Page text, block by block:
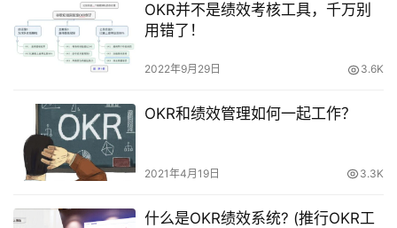
OKR并不是绩效考核工具，千万别
用错了！
2022年9月29日 3.6K
OKR和绩效管理如何一起工作？
2021年4月19日 3.3K
什么是OKR绩效系统? (推行OKR工